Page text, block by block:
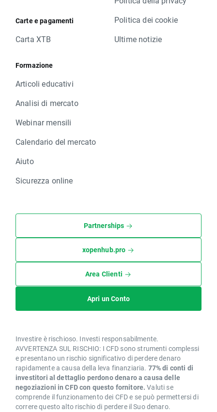
Carte e pagamenti
Carta XTB
Formazione
Articoli educativi
Analisi di mercato
Webinar mensili
Calendario del mercato
Aiuto
Sicurezza online
Politica dei cookie
Ultime notizie
Partnerships
xopenhub.pro
Area Clienti
Apri un Conto
Investire è rischioso. Investi responsabilmente.
AVVERTENZA SUL RISCHIO: I CFD sono strumenti complessi
e presentano un rischio significativo di perdere denaro
rapidamente a causa della leva finanziaria. 77% di conti di
investitori al dettaglio perdono denaro a causa delle
negoziazioni in CFD con questo fornitore. Valuti se
comprende il funzionamento dei CFD e se può permettersi di
correre questo alto rischio di perdere il Suo denaro.